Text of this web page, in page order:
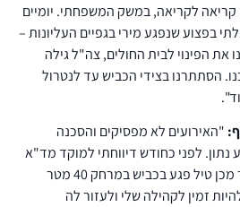
קריאה לקריאה, במשק המשפחתי. יומיים
בפצוע שנפגע מירי בגפיים העליונות –
את הפינוי לבית החולים, צה"ל גילה
הסתתרנו בצידי הכביש עד לנטרול
"האירועים לא מפסיקים והסכנה
לפני כחודש דיווחתי למוקד מד"א
על שריפה ביער ודקה לאחר מכן טיל פגע בכביש במרחק 40 מטר
זמין לקהילה שלי ולעזור לה